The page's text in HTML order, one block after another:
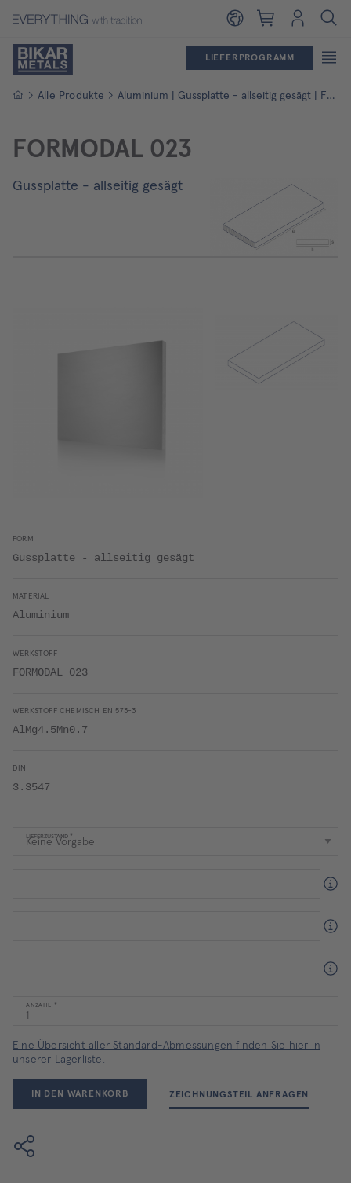
Warenkorb
Login
LIEFERPROGRAMM
StartseiteAlle Produkte Aluminium | Gussplatte - allseitig gesägt | FORMODAL 023
FORMODAL 023
Gussplatte - allseitig gesägt
FORM
Gussplatte - allseitig gesägt
MATERIAL
Aluminium
WERKSTOFF
FORMODAL 023
WERKSTOFF CHEMISCH EN 573-3
AlMg4.5Mn0.7
DIN
3.3547
LIEFERZUSTAND
ANZAHL
Eine Übersicht aller Standard-Abmessungen finden Sie hier in
unserer Lagerliste.
IN DEN WARENKORB ZEICHNUNGSTEIL ANFRAGEN